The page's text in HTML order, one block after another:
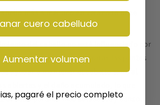
más a menudo en verano lo hace
del cabello no está influenciado por
cortes. Sin embargo, recortar las puntas
ayudar a mantener el cabello sano al
abiertas y el daño acumulado, lo que
cabello parezca más saludable y denso.
cuero cabelludo
Aumentar volumen
pagaré el precio completo